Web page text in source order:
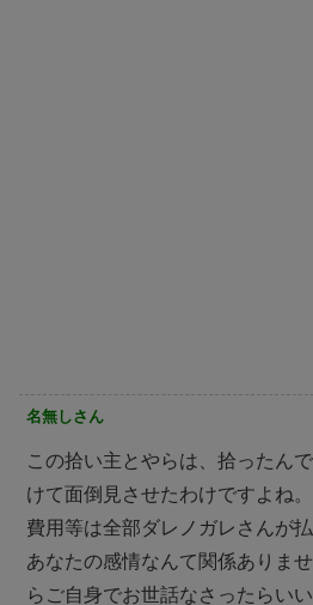
名無しさん
この拾い主とやらは、拾ったん
けて面倒見させたわけですよね
費用等は全部ダレノガレさんが払
あなたの感情なんて関係ありま
らご自身でお世話なさったらい